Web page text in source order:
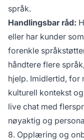
språk.
Handlingsbar råd:
eller har kunder
forenkle
håndtere flere
hjelp. Imidlertid, for
kulturell kontekst
live chat med
nøyaktig og
8. Opplæring og